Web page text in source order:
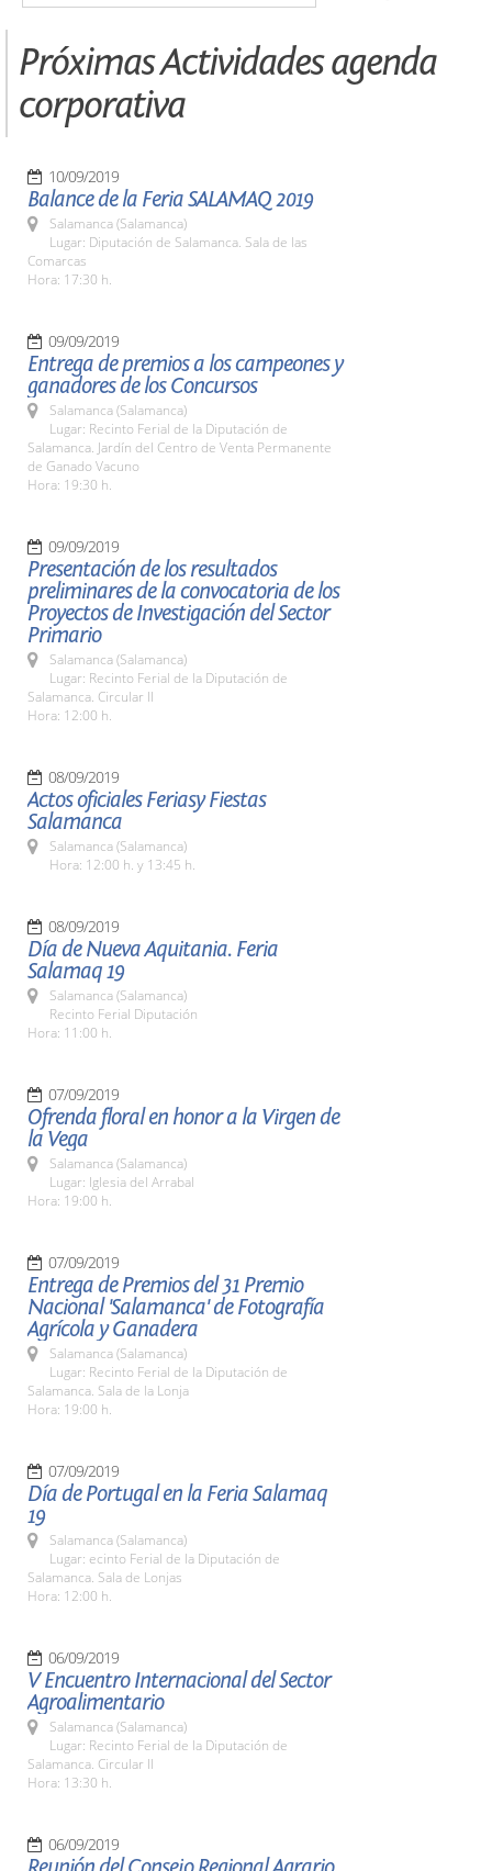
Próximas Actividades agenda
corporativa
10/09/2019
Balance de la Feria SALAMAQ 2019
Salamanca (Salamanca)
Lugar: Diputación de Salamanca. Sala de las
Comarcas
Hora: 17:30 h.
09/09/2019
Entrega de premios a los campeones y
ganadores de los Concursos
Salamanca (Salamanca)
Lugar: Recinto Ferial de la Diputación de
Salamanca. Jardín del Centro de Venta Permanente
de Ganado Vacuno
Hora: 19:30 h.
09/09/2019
Presentación de los resultados
preliminares de la convocatoria de los
Proyectos de Investigación del Sector
Primario
Salamanca (Salamanca)
Lugar: Recinto Ferial de la Diputación de
Salamanca. Circular II
Hora: 12:00 h.
08/09/2019
Actos oficiales Feriasy Fiestas
Salamanca
Salamanca (Salamanca)
Hora: 12:00 h. y 13:45 h.
08/09/2019
Día de Nueva Aquitania. Feria
Salamaq 19
Salamanca (Salamanca)
Recinto Ferial Diputación
Hora: 11:00 h.
07/09/2019
Ofrenda floral en honor a la Virgen de
la Vega
Salamanca (Salamanca)
Lugar: Iglesia del Arrabal
Hora: 19:00 h.
07/09/2019
Entrega de Premios del 31 Premio
Nacional 'Salamanca' de Fotografía
Agrícola y Ganadera
Salamanca (Salamanca)
Lugar: Recinto Ferial de la Diputación de
Salamanca. Sala de la Lonja
Hora: 19:00 h.
07/09/2019
Día de Portugal en la Feria Salamaq
19
Salamanca (Salamanca)
Lugar: ecinto Ferial de la Diputación de
Salamanca. Sala de Lonjas
Hora: 12:00 h.
06/09/2019
V Encuentro Internacional del Sector
Agroalimentario
Salamanca (Salamanca)
Lugar: Recinto Ferial de la Diputación de
Salamanca. Circular II
Hora: 13:30 h.
06/09/2019